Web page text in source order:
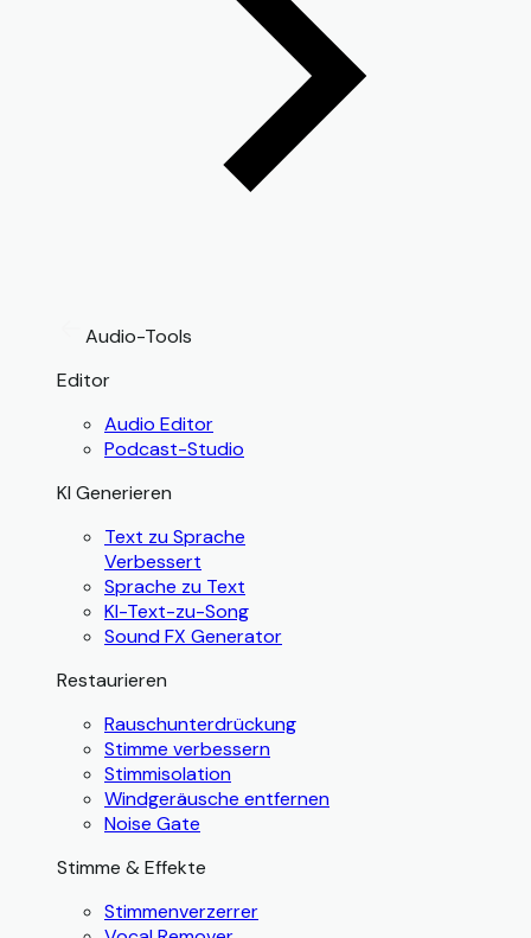
Audio-Tools
Editor
Audio Editor
Podcast-Studio
KI Generieren
Text zu Sprache
Verbessert
Sprache zu Text
KI-Text-zu-Song
Sound FX Generator
Restaurieren
Rauschunterdrückung
Stimme verbessern
Stimmisolation
Windgeräusche entfernen
Noise Gate
Stimme & Effekte
Stimmenverzerrer